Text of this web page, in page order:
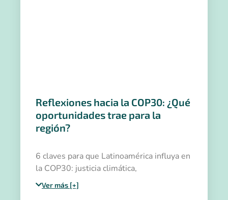
Reflexiones hacia la COP30: ¿Qué
oportunidades trae para la
región?
6 claves para que Latinoamérica influya en
la COP30: justicia climática,
financiamiento, alianzas y adaptación como
prioridad política.
Ver más [+]